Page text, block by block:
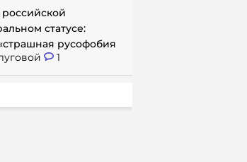
статусе:
русофобия
1